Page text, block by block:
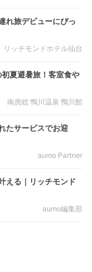
れ旅デビューにぴっ
リッチモンドホテル仙台
初夏避暑旅！客室食や
南房総 鴨川温泉 鴨川館
たサービスでお迎
aumo Partner
える｜リッチモンド
aumo編集部